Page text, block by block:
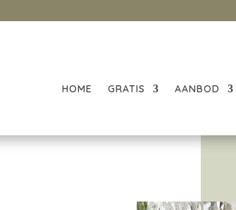
HOME GRATIS AANBOD